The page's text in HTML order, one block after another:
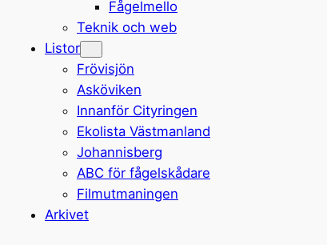
Fågelmello
Teknik och web
Listor
Frövisjön
Asköviken
Innanför Cityringen
Ekolista Västmanland
Johannisberg
ABC för fågelskådare
Filmutmaningen
Arkivet